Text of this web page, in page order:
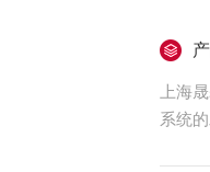
上海
系统